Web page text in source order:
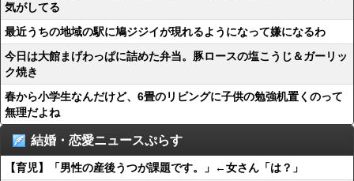
気がしてる
最近うちの地域の駅に鳩ジジイが現れるようになって嫌になるわ
今日は大館まげわっぱに詰めた弁当。豚ロースの塩こうじ＆ガーリッ
ク焼き
春から小学生なんだけど、6畳のリビングに子供の勉強机置くのって
無理だよね
結婚・恋愛ニュースぷらす
【育児】「男性の産後うつが課題です。」←女さん「は？」